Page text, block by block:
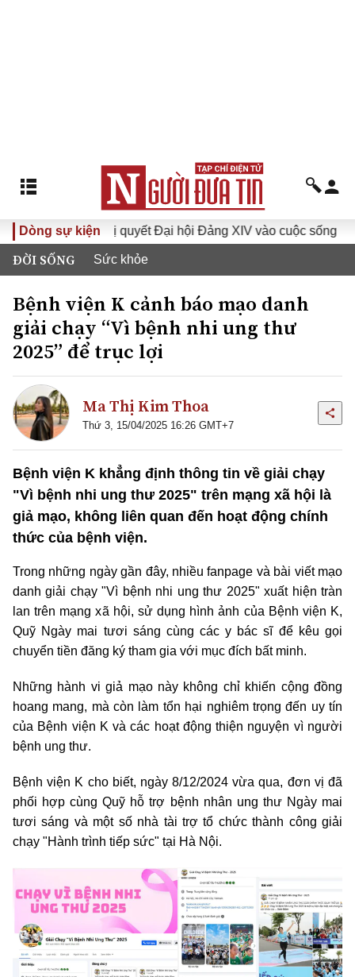
Dòng sự kiện
Đưa Nghị quyết Đại hội Đảng XIV vào cuộc sống
ĐỜI SỐNG Sức khỏe
Bệnh viện K cảnh báo mạo danh
giải chạy “Vì bệnh nhi ung thư
2025” để trục lợi
Ma Thị Kim Thoa
Thứ 3, 15/04/2025 16:26 GMT+7
Bệnh viện K khẳng định thông tin về giải chạy
"Vì bệnh nhi ung thư 2025" trên mạng xã hội là
giả mạo, không liên quan đến hoạt động chính
thức của bệnh viện.
Trong những ngày gần đây, nhiều fanpage và bài viết mạo
danh giải chạy "Vì bệnh nhi ung thư 2025" xuất hiện tràn
lan trên mạng xã hội, sử dụng hình ảnh của Bệnh viện K,
Quỹ Ngày mai tươi sáng cùng các y bác sĩ để kêu gọi
chuyển tiền đăng ký tham gia với mục đích bất minh.
Những hành vi giả mạo này không chỉ khiến cộng đồng
hoang mang, mà còn làm tổn hại nghiêm trọng đến uy tín
của Bệnh viện K và các hoạt động thiện nguyện vì người
bệnh ung thư.
Bệnh viện K cho biết, ngày 8/12/2024 vừa qua, đơn vị đã
phối hợp cùng Quỹ hỗ trợ bệnh nhân ung thư Ngày mai
tươi sáng và một số nhà tài trợ tổ chức thành công giải
chạy "Hành trình tiếp sức" tại Hà Nội.